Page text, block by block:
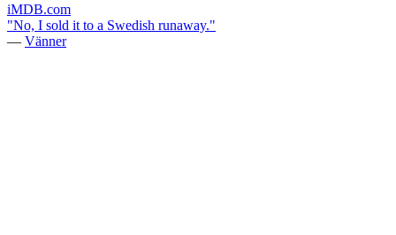
iMDB.com
"No, I sold it to a Swedish runaway."
— Vänner